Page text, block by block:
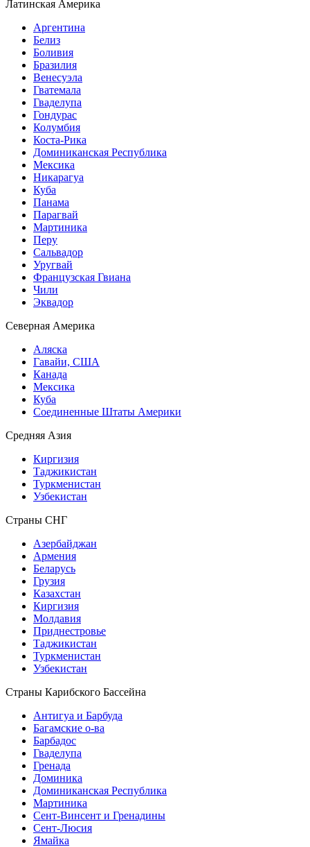
Латинская Америка
Аргентина
Белиз
Боливия
Бразилия
Венесуэла
Гватемала
Гваделупа
Гондурас
Колумбия
Коста-Рика
Доминиканская Республика
Мексика
Никарагуа
Куба
Панама
Парагвай
Мартиника
Перу
Сальвадор
Уругвай
Французская Гвиана
Чили
Эквадор
Северная Америка
Аляска
Гавайи, США
Канада
Мексика
Куба
Соединенные Штаты Америки
Средняя Азия
Киргизия
Таджикистан
Туркменистан
Узбекистан
Страны СНГ
Азербайджан
Армения
Беларусь
Грузия
Казахстан
Киргизия
Молдавия
Приднестровье
Таджикистан
Туркменистан
Узбекистан
Страны Карибского Бассейна
Антигуа и Барбуда
Багамские о-ва
Барбадос
Гваделупа
Гренада
Доминика
Доминиканская Республика
Мартиника
Сент-Винсент и Гренадины
Сент-Люсия
Ямайка